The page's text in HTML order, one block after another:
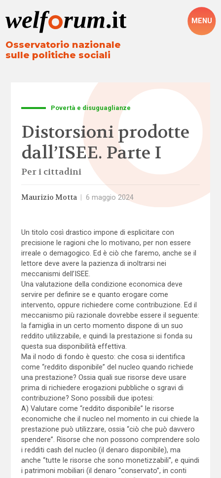
Osservatorio nazionale
sulle politiche sociali
MENU
Povertà e disuguaglianze
Distorsioni prodotte
dall’ISEE. Parte I
Per i cittadini
Maurizio Motta 6 maggio 2024
Un titolo così drastico impone di esplicitare con
precisione le ragioni che lo motivano, per non essere
irreale o demagogico. Ed è ciò che faremo, anche se il
lettore deve avere la pazienza di inoltrarsi nei
meccanismi dell’ISEE.
Una valutazione della condizione economica deve
servire per definire se e quanto erogare come
intervento, oppure richiedere come contribuzione. Ed il
meccanismo più razionale dovrebbe essere il seguente:
la famiglia in un certo momento dispone di un suo
reddito utilizzabile, e quindi la prestazione si fonda su
questa sua disponibilità effettiva.
Ma il nodo di fondo è questo: che cosa si identifica
come “reddito disponibile” del nucleo quando richiede
una prestazione? Ossia quali sue risorse deve usare
prima di richiedere erogazioni pubbliche o sgravi di
contribuzione? Sono possibili due ipotesi:
A) Valutare come “reddito disponibile” le risorse
economiche che il nucleo nel momento in cui chiede la
prestazione può utilizzare, ossia “ciò che può davvero
spendere”. Risorse che non possono comprendere solo
i redditi cash del nucleo (il denaro disponibile), ma
anche “tutte le risorse che sono monetizzabili”, e quindi
i patrimoni mobiliari (il denaro “conservato”, in conti